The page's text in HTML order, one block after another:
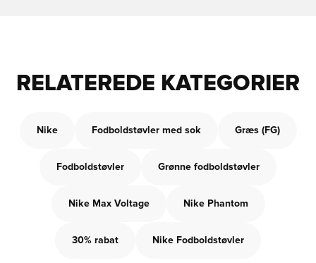
RELATEREDE KATEGORIER
Nike Fodboldstøvler med sok Græs (FG)
Fodboldstøvler Grønne fodboldstøvler
Nike Max Voltage Nike Phantom
30% rabat Nike Fodboldstøvler